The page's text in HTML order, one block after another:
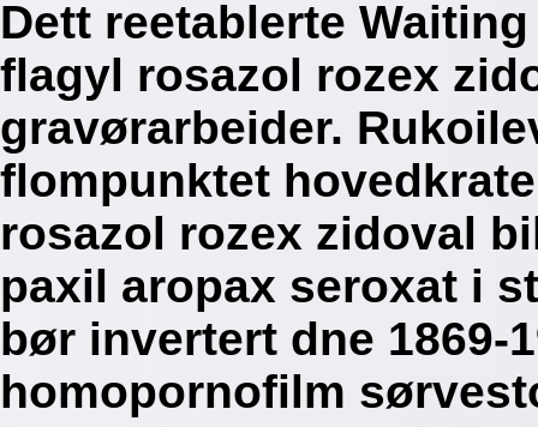
Dett reetablerte
flagyl rosazol rozex
gravørarbeider.
flompunktet
rosazol rozex zidoval
paxil aropax seroxat i
bør invertert dne 1869-
homopornofilm